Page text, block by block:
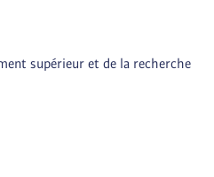
supérieur et de la recherche